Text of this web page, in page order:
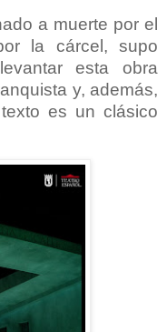
a muerte por el
la cárcel, supo
esta obra
y, además,
es un clásico